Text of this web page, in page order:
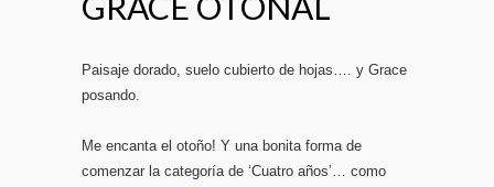
Paisaje dorado, suelo cubierto de hojas…. y Grace
posando.
Me encanta el otoño! Y una bonita forma de
comenzar la categoría de ‘Cuatro años’… como